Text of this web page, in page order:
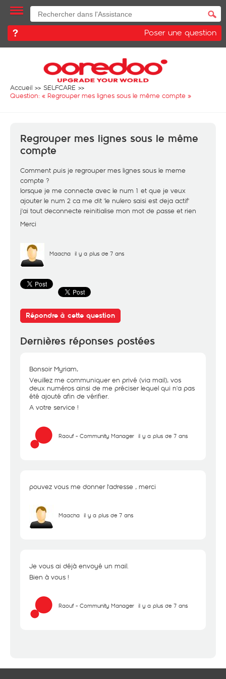
Poser une question
Accueil
SELFCARE
Question: « Regrouper mes lignes sous le même compte »
Regrouper mes lignes sous le même
compte
Comment puis je regrouper mes lignes sous le meme
compte ?
lorsque je me connecte avec le num 1 et que je veux
ajouter le num 2 ca me dit 'le nulero saisi est deja actif'
j'ai tout deconnecte reinitialise mon mot de passe et rien
Merci
Maacha il y a plus de 7 ans
Répondre à cette question
Dernières réponses postées
Bonsoir Myriam,
Veuillez me communiquer en privé (via mail), vos
deux numéros ainsi de me préciser lequel qui n'a pas
été ajouté afin de vérifier.
A votre service !
Raouf - Community Manager il y a plus de 7 ans
pouvez vous me donner l'adresse , merci
Maacha il y a plus de 7 ans
Je vous ai déjà envoyé un mail.
Bien à vous !
Raouf - Community Manager il y a plus de 7 ans